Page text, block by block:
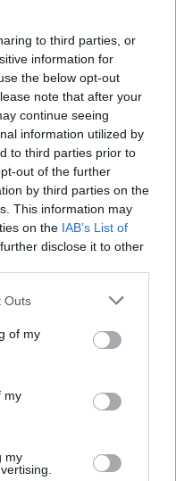
to third parties, or
information for
the below opt-out
note that after your
continue seeing
information utilized by
to third parties prior to
out of the further
by third parties on the
This information may
on the IAB’s List of
disclose it to other
Outs
of my
my
my